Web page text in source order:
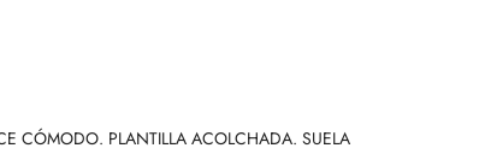
CÓMODO. PLANTILLA ACOLCHADA. SUELA